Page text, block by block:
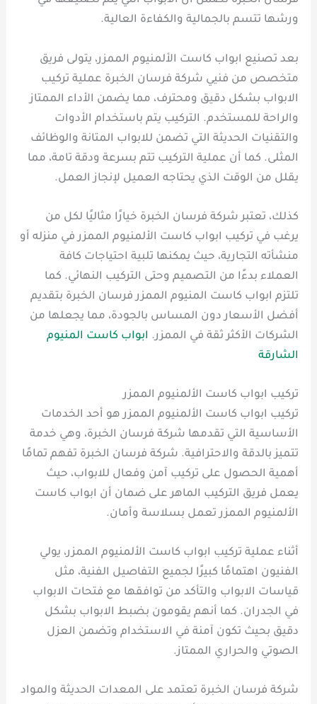
ورشها تتسم بالجمالية والكفاءة العالية.
بعد تصنيع ابواب كاست الألمنيوم الممزر، يتولى فريق
متخصص من فنيي شركة فرسان الخبرة عملية تركيب
الابواب بشكل دقيق ومحترف، مما يضمن الأداء الممتاز
والراحة للمستخدم. التركيب يتم باستخدام الأدوات
والتقنيات الحديثة التي تضمن للابواب المتانة والوظائف
المثلى. كما أن عملية التركيب تتم بسرعة ودقة تامة، مما
يقلل من الوقت الذي يحتاجه العميل لإنجاز العمل.
كذلك، تعتبر شركة فرسان الخبرة خيارًا مثاليًا لكل من
يرغب في تركيب ابواب كاست الألمنيوم الممزر في منزله أو
منشأته التجارية، حيث يمكنها تلبية احتياجات كافة
العملاء بدءًا من التصميم وحتى التركيب النهائي. كما
تلتزم ابواب كاست المنيوم الممزر فرسان الخبرة بتقديم
أفضل الأسعار دون المساس بالجودة، مما يجعلها من
الشركات الأكثر ثقة في الممزر. ابواب كاست المنيوم
الشارقة
تركيب ابواب كاست الألمنيوم الممزر
تركيب ابواب كاست الألمنيوم الممزر هو أحد الخدمات
الأساسية التي تقدمها شركة فرسان الخبرة، وهي خدمة
تتميز بالدقة والاحترافية. شركة فرسان الخبرة تفهم تمامًا
أهمية الحصول على تركيب آمن وفعال للابواب، حيث
يعمل فريق التركيب الماهر على ضمان أن ابواب كاست
الألمنيوم الممزر تعمل بسلاسة وأمان.
أثناء عملية تركيب ابواب كاست الألمنيوم الممزر، يولي
الفنيون اهتمامًا كبيرًا لجميع التفاصيل الفنية، مثل
قياسات الابواب والتأكد من توافقها مع فتحات الابواب
في الجدران. كما أنهم يقومون بضبط الابواب بشكل
دقيق بحيث تكون آمنة في الاستخدام وتضمن العزل
الصوتي والحراري الممتاز.
شركة فرسان الخبرة تعتمد على المعدات الحديثة والمواد